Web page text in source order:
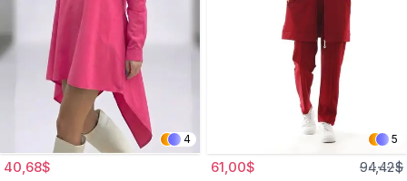
4
40,68$
5
61,00$ 94,42$